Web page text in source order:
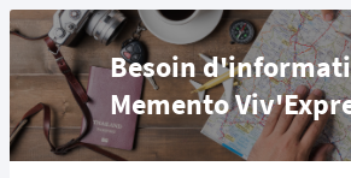
Besoin
Memento